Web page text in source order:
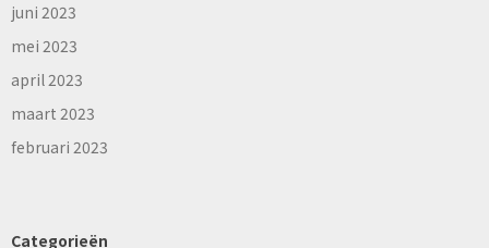
juni 2023
mei 2023
april 2023
maart 2023
februari 2023
Categorieën